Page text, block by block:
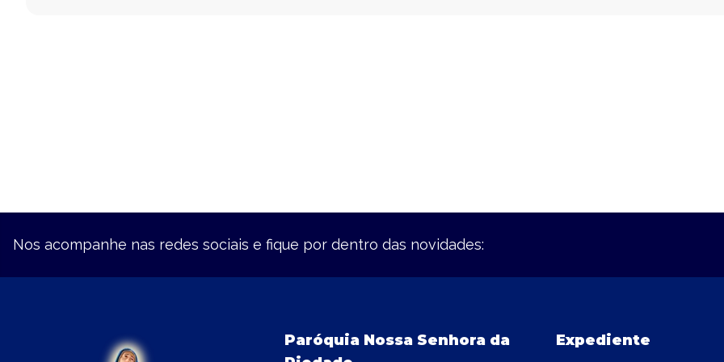
II Timóteo
Nos acompanhe nas redes sociais e fique por dentro das novidades:
Paróquia Nossa Senhora da
Expediente